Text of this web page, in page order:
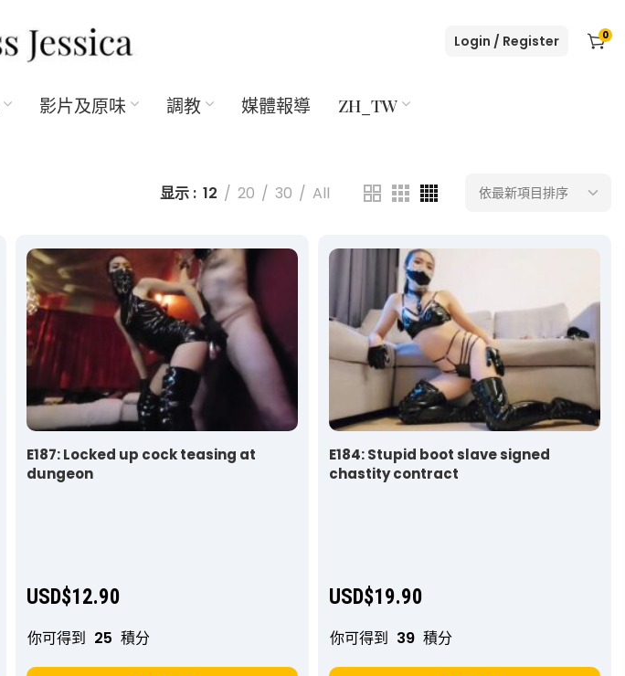
Login / Register 0
影片及原味 調教 媒體報導 ZH_TW
显示 12 20 30 All
E187: Locked up cock teasing at
dungeon
USD$12.90
你可得到 25 積分
E184: Stupid boot slave signed
chastity contract
USD$19.90
你可得到 39 積分